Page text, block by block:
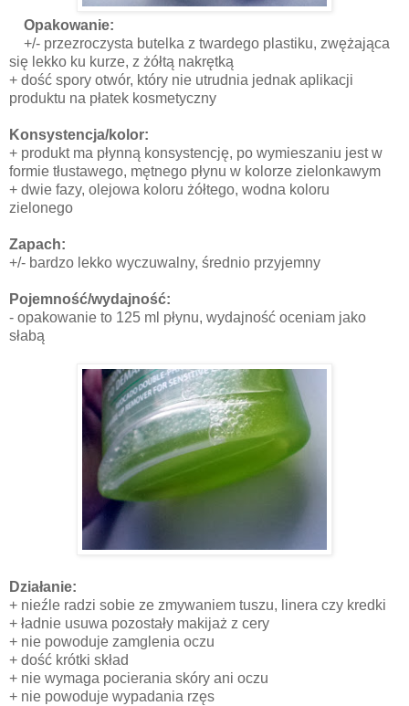
Opakowanie:
+/- przezroczysta butelka z twardego plastiku, zwężająca
się lekko ku kurze, z żółtą nakrętką
+ dość spory otwór, który nie utrudnia jednak aplikacji
produktu na płatek kosmetyczny
Konsystencja/kolor:
+ produkt ma płynną konsystencję, po wymieszaniu jest w
formie tłustawego, mętnego płynu w kolorze zielonkawym
+ dwie fazy, olejowa koloru żółtego, wodna koloru
zielonego
Zapach:
+/- bardzo lekko wyczuwalny, średnio przyjemny
Pojemność/wydajność:
- opakowanie to 125 ml płynu, wydajność oceniam jako
słabą
Działanie:
+ nieźle radzi sobie ze zmywaniem tuszu, linera czy kredki
+ ładnie usuwa pozostały makijaż z cery
+ nie powoduje zamglenia oczu
+ dość krótki skład
+ nie wymaga pocierania skóry ani oczu
+ nie powoduje wypadania rzęs